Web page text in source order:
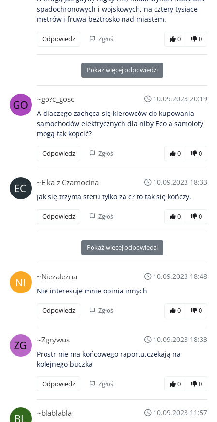
spadochronowych i wojskowych, na cztery tysiące
metrów i fruwa beztrosko nad miastem.
Odpowiedz Zgłoś 0 0
Pokaż więcej odpowiedzi
~go?ć_gość
10.09.2023 20:19
A dlaczego zachęca się kierowców do kupowania
samochodów elektrycznych dla niby Eco a samoloty
mogą tak kopcić?
Odpowiedz Zgłoś 0 0
~Elka z Czarnocina
10.09.2023 18:33
Jak się trzyma steru tylko za c? to tak się kończy.
Odpowiedz Zgłoś 0 0
Pokaż więcej odpowiedzi
~Niezależna
10.09.2023 18:48
Nie interesuje mnie opinia innych
Odpowiedz Zgłoś 0 0
~Zgrywus
10.09.2023 18:33
Prostr nie ma końcowego raportu,czekają na
kolejnego buczka
Odpowiedz Zgłoś 0 0
~blablabla
10.09.2023 11:57